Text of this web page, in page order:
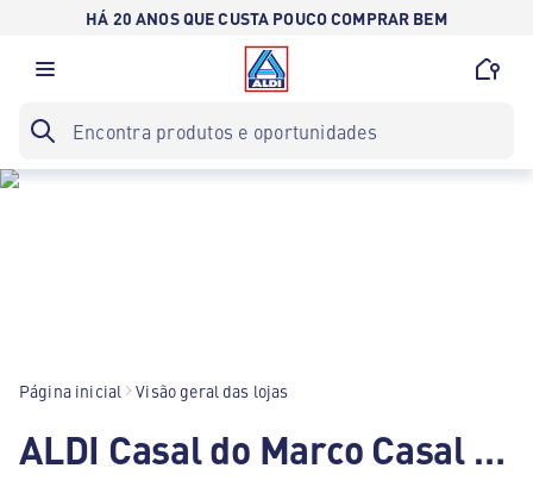
HÁ 20 ANOS QUE CUSTA POUCO COMPRAR BEM
Página inicial Visão geral das lojas
ALDI Casal do Marco Casal do Marco